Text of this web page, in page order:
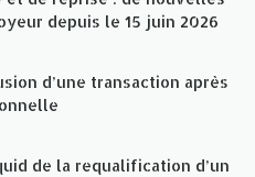
depuis le 15 juin 2026
d’une transaction après
de la requalification d’un